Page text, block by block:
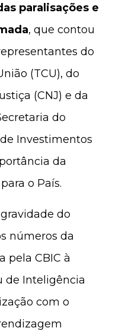
paralisações e
, que contou
do
(TCU), do
(CNJ) e da
do
Investimentos
da
o País.
do
números da
pela CBIC à
de Inteligência
com o